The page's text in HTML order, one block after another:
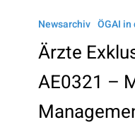
Exklusiv
Seiten
AE0321
Newsarchiv ÖGAI
Ärzte
AE0321 –